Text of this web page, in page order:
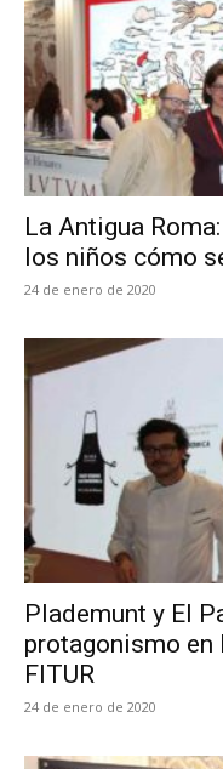
La Antigua
los niños cómo
24 de enero de 2020
Plademunt y El
protagonismo
FITUR
24 de enero de 2020